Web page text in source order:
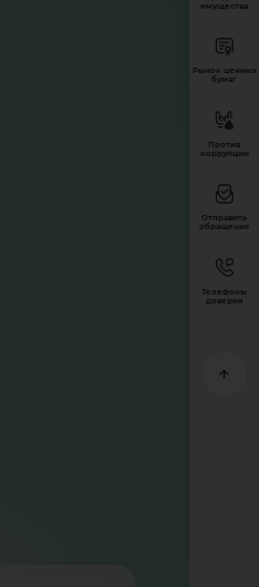
имущества
Рынок ценных
бумаг
Против
коррупции
Отправить
обращение
Телефоны
доверия